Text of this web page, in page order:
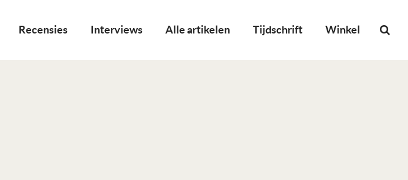
Recensies Interviews Alle artikelen Tijdschrift Winkel